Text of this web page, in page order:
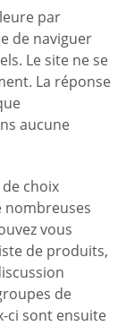
par
de naviguer
Le site ne se
La réponse
aucune
choix
nombreuses
vous
de produits,
de
ci sont ensuite